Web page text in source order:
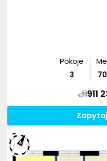
Pokoje
3
70
911